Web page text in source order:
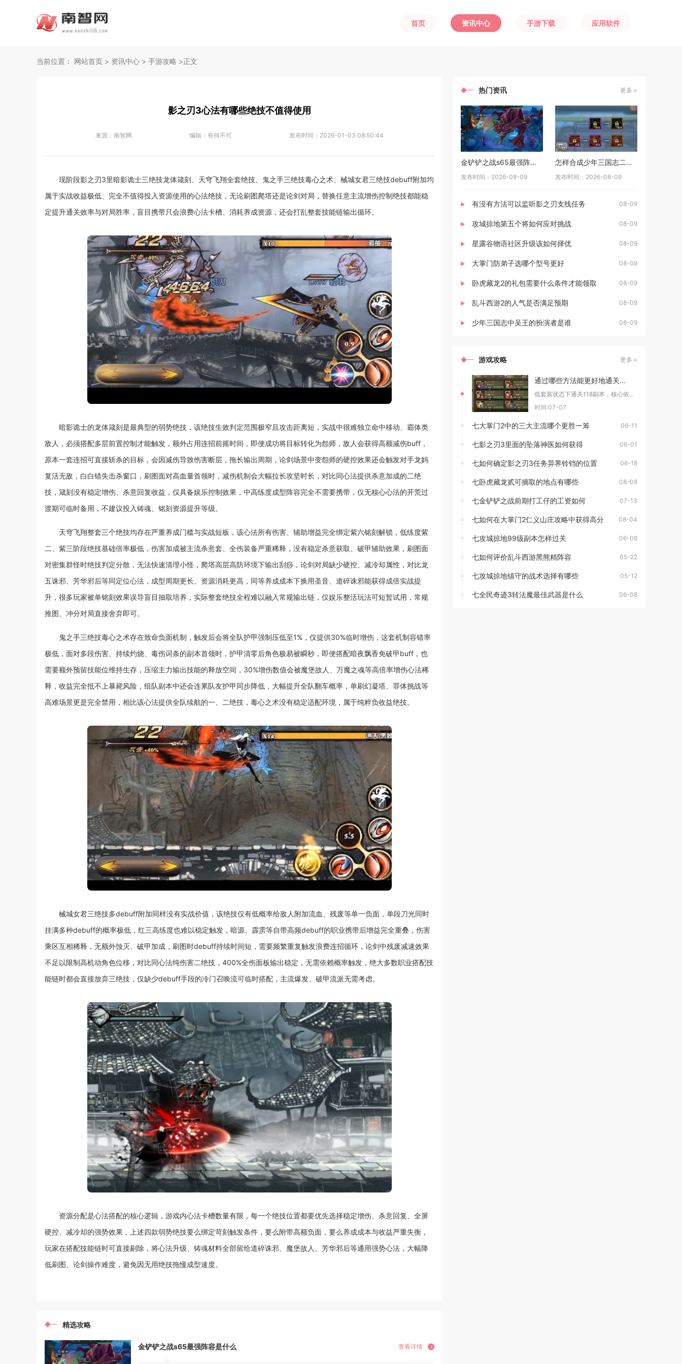
首页 资讯中心 手游下载 应用软件
当前位置： 网站首页 > 资讯中心 > 手游攻略 >正文
影之刃3心法有哪些绝技不值得使用
来源： 南智网 编辑： 有何不可 发布时间： 2026-01-03 08:50:44
现阶段影之刃3里暗影诡士三绝技龙体箴刻、天穹飞翔全套绝技、鬼之手三绝技毒心之术、械城女君三绝技debuff附加均
属于实战收益极低、完全不值得投入资源使用的心法绝技，无论刷图爬塔还是论剑对局，替换任意主流增伤控制绝技都能稳
定提升通关效率与对局胜率，盲目携带只会浪费心法卡槽、消耗养成资源，还会打乱整套技能链输出循环。
暗影诡士的龙体箴刻是最典型的弱势绝技，该绝技生效判定范围极窄且攻击距离短，实战中很难独立命中移动、霸体类
敌人，必须搭配多层前置控制才能触发，额外占用连招前摇时间，即便成功将目标转化为怨师，敌人会获得高额减伤buff，
原本一套连招可直接斩杀的目标，会因减伤导致伤害断层，拖长输出周期，论剑场景中变怨师的硬控效果还会触发对手龙妈
复活无敌，白白错失击杀窗口，刷图面对高血量首领时，减伤机制会大幅拉长攻坚时长，对比同心法提供杀意加成的二绝
技，箴刻没有稳定增伤、杀意回复收益，仅具备娱乐控制效果，中高练度成型阵容完全不需要携带，仅无核心心法的开荒过
渡期可临时备用，不建议投入铸魂、铭刻资源提升等级。
天穹飞翔整套三个绝技均存在严重养成门槛与实战短板，该心法所有伤害、辅助增益完全绑定紫六铭刻解锁，低练度紫
二、紫三阶段绝技基础倍率极低，伤害加成被主流杀意套、全伤装备严重稀释，没有稳定杀意获取、破甲辅助效果，刷图面
对密集群怪时绝技判定分散，无法快速清理小怪，爬塔高层高防环境下输出刮痧，论剑对局缺少硬控、减冷却属性，对比龙
五诛邪、芳华邪后等同定位心法，成型周期更长、资源消耗更高，同等养成成本下换用圣音、道碎诛邪能获得成倍实战提
升，很多玩家被单铭刻效果误导盲目抽取培养，实际整套绝技全程难以融入常规输出链，仅娱乐整活玩法可短暂试用，常规
推图、冲分对局直接舍弃即可。
鬼之手三绝技毒心之术存在致命负面机制，触发后会将全队护甲强制压低至1%，仅提供30%临时增伤，这套机制容错率
极低，面对多段伤害、持续灼烧、毒伤词条的副本首领时，护甲清零后角色极易被瞬秒，即便搭配暗夜飘香免破甲buff，也
需要额外预留技能位维持生存，压缩主力输出技能的释放空间，30%增伤数值会被魔堡故人、万魔之魂等高倍率增伤心法稀
释，收益完全抵不上暴毙风险，组队副本中还会连累队友护甲同步降低，大幅提升全队翻车概率，单刷幻凝塔、罪体挑战等
高难场景更是完全禁用，相比该心法提供全队续航的一、二绝技，毒心之术没有稳定适配环境，属于纯粹负收益绝技。
械城女君三绝技多debuff附加同样没有实战价值，该绝技仅有低概率给敌人附加流血、残废等单一负面，单段刀光同时
挂满多种debuff的概率极低，红三高练度也难以稳定触发，暗源、霹雳等自带高频debuff的职业携带后增益完全重叠，伤害
乘区互相稀释，无额外蚀灭、破甲加成，刷图时debuff持续时间短，需要频繁重复触发浪费连招循环，论剑中残废减速效果
不足以限制高机动角色位移，对比同心法纯伤害二绝技，400%全伤面板输出稳定，无需依赖概率触发，绝大多数职业搭配技
能链时都会直接放弃三绝技，仅缺少debuff手段的冷门召唤流可临时搭配，主流爆发、破甲流派无需考虑。
资源分配是心法搭配的核心逻辑，游戏内心法卡槽数量有限，每一个绝技位置都要优先选择稳定增伤、杀意回复、全屏
硬控、减冷却的强势效果，上述四款弱势绝技要么绑定苛刻触发条件，要么附带高额负面，要么养成成本与收益严重失衡，
玩家在搭配技能链时可直接剔除，将心法升级、铸魂材料全部留给道碎诛邪、魔堡故人、芳华邪后等通用强势心法，大幅降
低刷图、论剑操作难度，避免因无用绝技拖慢成型速度。
精选攻略
金铲铲之战s65最强阵容是什么 查看详情
热门资讯 更多
金铲铲之战s65最强阵容是什么
发布时间：2026-08-09
怎样合成少年三国志二中的极品宝物
发布时间：2026-08-09
有没有方法可以监听影之刃支线任务 08-09
攻城掠地第五个将如何应对挑战 08-09
星露谷物语社区升级该如何择优 08-09
大掌门防弟子选哪个型号更好 08-09
卧虎藏龙2的礼包需要什么条件才能领取 08-09
乱斗西游2的人气是否满足预期 08-09
少年三国志中吴王的扮演者是谁 08-09
游戏攻略 更多
通过哪些方法能更好地通关攻城掠地118低套装
低套装状态下通关118副本，核心依靠适配山地地形的武将排阵、套装错位分配、兵器宝石晶石定向
时间:07-07
七大掌门2中的三大主流哪个更胜一筹 06-11
七影之刃3里面的坠落神医如何获得 06-01
七如何确定影之刃3任务异界铃铛的位置 06-18
七卧虎藏龙贰可摘取的地点有哪些 08-08
七金铲铲之战前期打工仔的工资如何 07-13
七如何在大掌门2仁义山庄攻略中获得高分 08-04
七攻城掠地99级副本怎样过关 06-06
七如何评价乱斗西游黑熊精阵容 05-22
七攻城掠地镇守的战术选择有哪些 05-12
七全民奇迹3转法魔最佳武器是什么 06-08